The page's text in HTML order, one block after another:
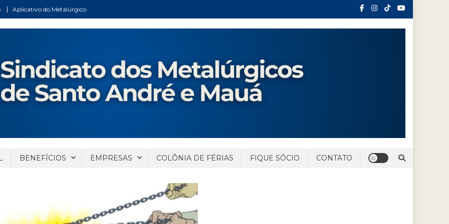
Aplicativo do Metalúrgico
e Mauá
André e Mauá
BENEFÍCIOS EMPRESAS COLÔNIA DE FÉRIAS FIQUE SÓCIO CONTATO